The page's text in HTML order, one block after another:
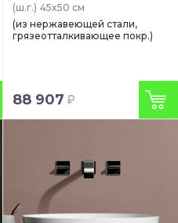
(ш.г.) 45x50 см
(из нержавеющей стали,
грязеотталкивающее покр.)
88 907